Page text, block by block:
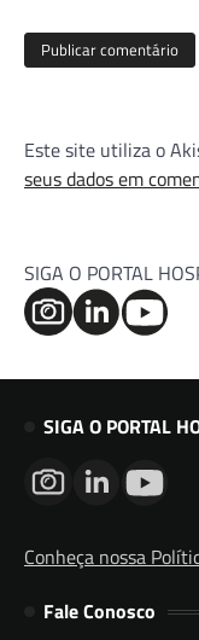
Este site utiliza o
seus dados em
SIGA O PORTAL
SIGA O PORTAL
Conheça nossa
Fale Conosco